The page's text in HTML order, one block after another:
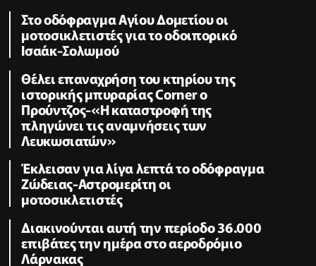
Στο οδόφραγμα Αγίου Δομετίου οι
μοτοσικλετιστές για το οδοιπορικό
Ισαάκ-Σολωμού
Θέλει επαναχρήση του κτηρίου της
ιστορικής μπυραρίας Corner ο
Προύντζος-«Η καταστροφή της
πληγώνει τις αναμνήσεις των
Λευκωσιατών»
Έκλεισαν για λίγα λεπτά το οδόφραγμα
Ζώδειας-Αστρομερίτη οι
μοτοσικλετιστές
Διακινούνται αυτή την περίοδο 36.000
επιβάτες την ημέρα στο αεροδρόμιο
Λάρνακας